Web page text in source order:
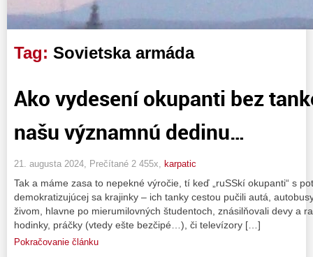
Tag: Sovietska armáda
Ako vydesení okupanti bez
našu významnú dedinu…
21. augusta 2024, Prečítané 2 455x, karpatic
Tak a máme zasa to nepekné výročie, tí keď „ruSSkí okupanti“ s
demokratizujúcej sa krajinky – ich tanky cestou pučili autá,
živom, hlavne po mierumilovných študentoch, znásilňovali devy a
hodinky, práčky (vtedy ešte bezčipé…), či televízory […]
Pokračovanie článku